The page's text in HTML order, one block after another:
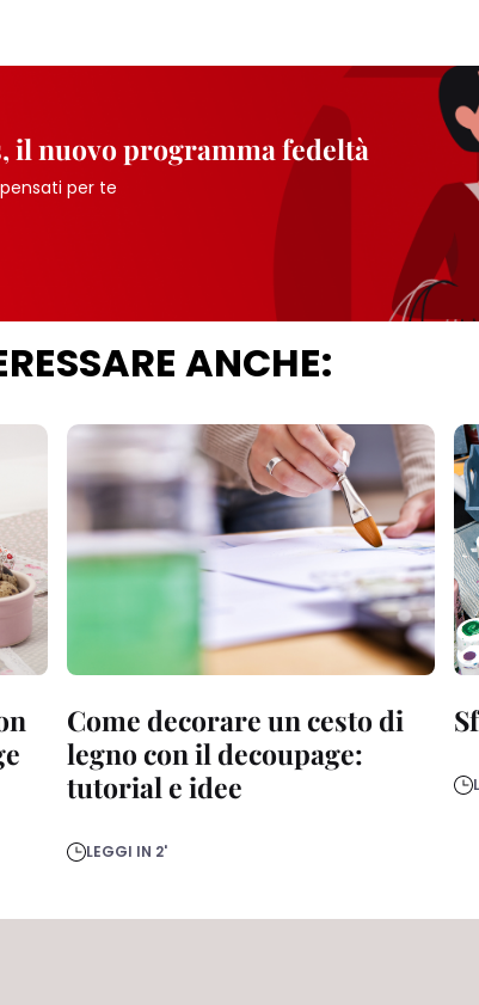
il nuovo programma fedeltà
per te
ANCHE:
Come decorare un cesto di
legno con il decoupage:
tutorial e idee
LEGGI IN 2'